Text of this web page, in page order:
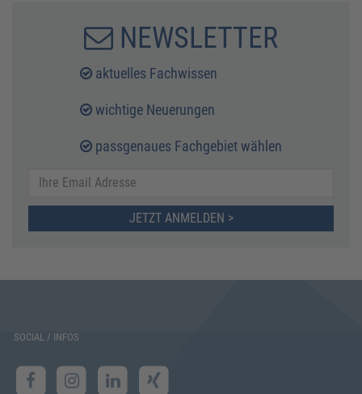
NEWSLETTER
aktuelles Fachwissen
wichtige Neuerungen
passgenaues Fachgebiet wählen
JETZT ANMELDEN >
SOCIAL / INFOS